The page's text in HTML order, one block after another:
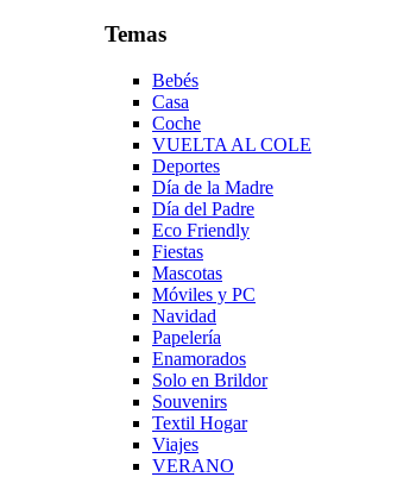
Temas
Bebés
Casa
Coche
VUELTA AL COLE
Deportes
Día de la Madre
Día del Padre
Eco Friendly
Fiestas
Mascotas
Móviles y PC
Navidad
Papelería
Enamorados
Solo en Brildor
Souvenirs
Textil Hogar
Viajes
VERANO